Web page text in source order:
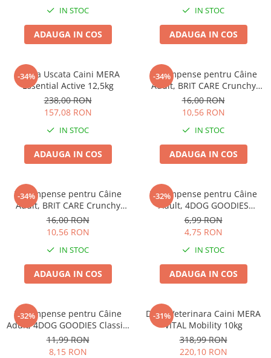
IN STOC
ADAUGA IN COS
IN STOC
ADAUGA IN COS
-34%
Hrana Uscata Caini MERA
Essential Active 12,5kg
238,00 RON
157,08 RON
IN STOC
ADAUGA IN COS
-34%
Recompense pentru Câine
Adult, BRIT CARE Crunchy
Cracker, Insecte, Curcan și
Mere, 200g
16,00 RON
10,56 RON
IN STOC
ADAUGA IN COS
-34%
Recompense pentru Câine
Adult, BRIT CARE Crunchy
Cracker, Insecte, Iepure și
Fenicul, 200g
16,00 RON
10,56 RON
IN STOC
ADAUGA IN COS
-32%
Recompense pentru Câine
Adult, 4DOG GOODIES
Trainer, Miel și Orez, 150g
6,99 RON
4,75 RON
IN STOC
ADAUGA IN COS
-32%
Recompense pentru Câine
Adult, 4DOG GOODIES Classic,
Jerky Tenders Pui, 100g
11,99 RON
8,15 RON
-31%
Dieta Veterinara Caini MERA
VITAL Mobility 10kg
318,99 RON
220,10 RON